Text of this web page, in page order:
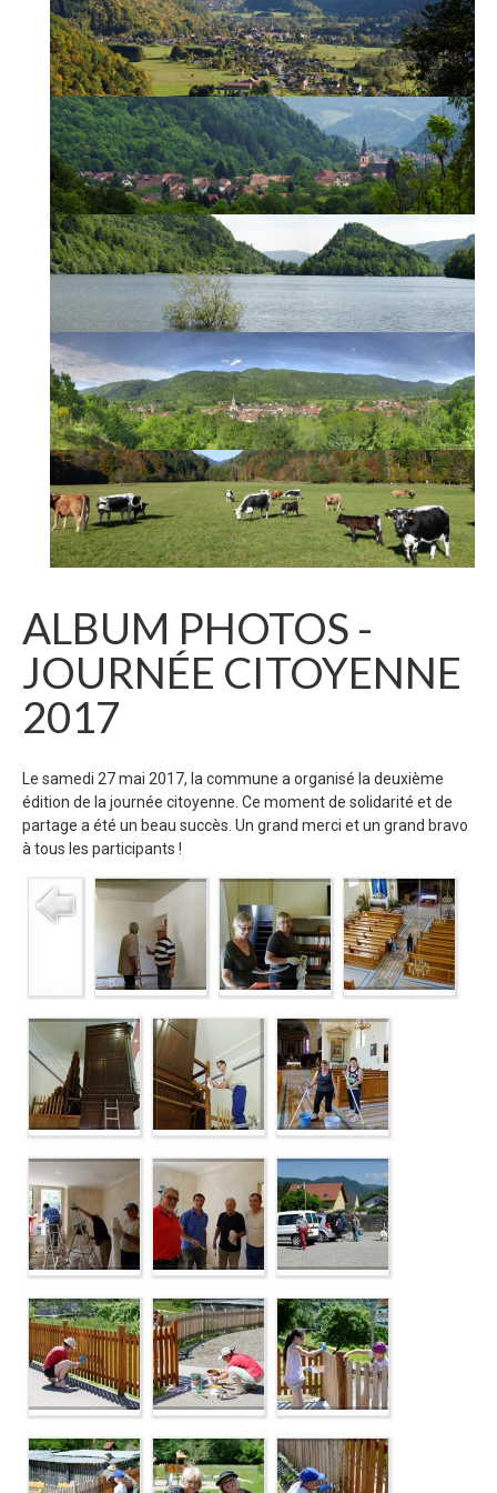
ALBUM PHOTOS -
JOURNÉE CITOYENNE
2017
Le samedi 27 mai 2017, la commune a organisé la deuxième
édition de la journée citoyenne. Ce moment de solidarité et de
partage a été un beau succès. Un grand merci et un grand bravo
à tous les participants !